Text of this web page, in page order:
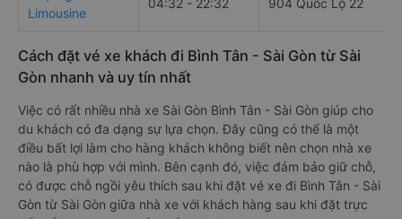
Limousine
Cách đặt vé xe khách đi Bình Tân - Sài Gòn từ Sài
Gòn nhanh và uy tín nhất
Việc có rất nhiều nhà xe Sài Gòn Bình Tân - Sài Gòn giúp cho
du khách có đa dạng sự lựa chọn. Đây cũng có thể là một
điều bất lợi làm cho hàng khách không biết nên chọn nhà xe
nào là phù hợp với mình. Bên cạnh đó, việc đảm bảo giữ chỗ,
có được chỗ ngồi yêu thích sau khi đặt vé xe đi Bình Tân - Sài
Gòn từ Sài Gòn giữa nhà xe với khách hàng sau khi đặt trực